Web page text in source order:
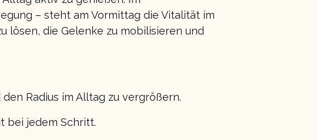
– steht am Vormittag die Vitalität im
lösen, die Gelenke zu mobilisieren und
Radius im Alltag zu vergrößern.
bei jedem Schritt.